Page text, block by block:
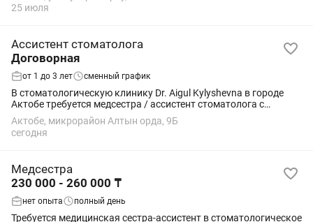
25 июля
Ассистент стоматолога
Договорная
от 1 до 3 лет сменный график
В стоматологическую клинику Dr. Aigul Kylyshevna в городе
Актобе требуется медсестра / ассистент стоматолога с
опытом работы. Мы - дружный и профессиональный
коллектив, ориентированный на качество...
Актобе, микрорайон Алтын орда, 9Б
сегодня
Медсестра
230 000 - 260 000 ₸
нет опыта полный день
Требуется медицинская сестра-ассистент в стоматологическое